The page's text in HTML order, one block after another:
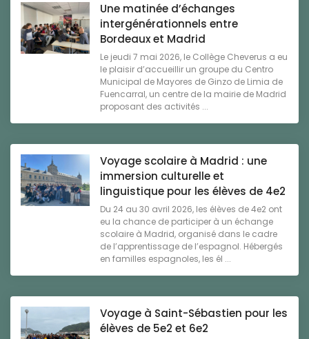
Une matinée d’échanges
intergénérationnels entre
Bordeaux et Madrid
Le jeudi 7 mai 2026, le Collège Cheverus a eu
le plaisir d’accueillir un groupe du Centro
Municipal de Mayores de Ginzo de Limia de
Fuencarral, un centre de la mairie de Madrid
proposant des activités ...
Voyage scolaire à Madrid : une
immersion culturelle et
linguistique pour les élèves de 4e2
Du 24 au 30 avril 2026, les élèves de 4e2 ont
eu la chance de participer à un échange
scolaire à Madrid, organisé dans le cadre
de l’apprentissage de l’espagnol. Hébergés
en familles espagnoles, les él ...
Voyage à Saint-Sébastien pour les
élèves de 5e2 et 6e2